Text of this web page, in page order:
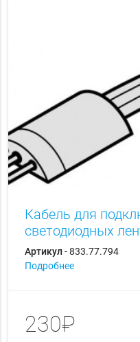
Кабель для
светодиодных
Артикул- 833.77.794
Подробнее
230₽